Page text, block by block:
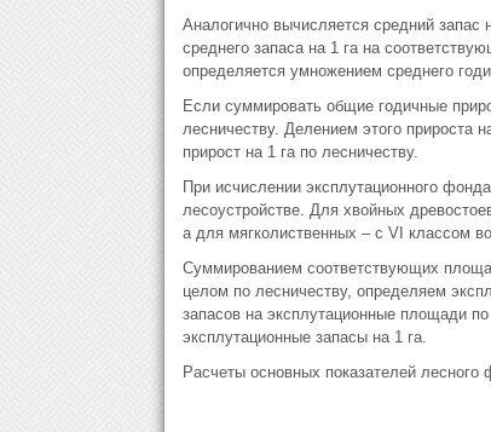
Аналогично вычисляется средний запас
среднего запаса на 1 га на
определяется умножением среднего
Если суммировать общие годичные
лесничеству. Делением этого прироста
прирост на 1 га по лесничеству.
При исчислении эксплутационного
лесоустройстве. Для хвойных
а для мягколиственных – с VI классом
Суммированием соответствующих
целом по лесничеству, определяем
запасов на эксплутационные площади
эксплутационные запасы на 1 га.
Расчеты основных показателей